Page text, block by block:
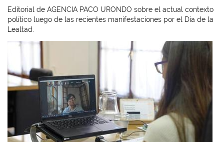
Editorial de AGENCIA PACO URONDO sobre el actual contexto
político luego de las recientes manifestaciones por el Día de la
Lealtad.
Imagen